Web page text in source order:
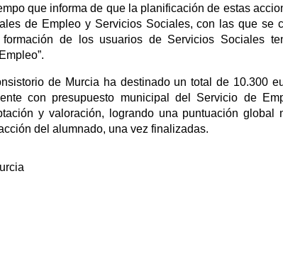
que informa de que la planificación de estas
de Empleo y Servicios Sociales, con las que se
de los usuarios de Servicios Sociales
de Murcia ha destinado un total de 10.300
con presupuesto municipal del Servicio de
y valoración, logrando una puntuación
del alumnado, una vez finalizadas.